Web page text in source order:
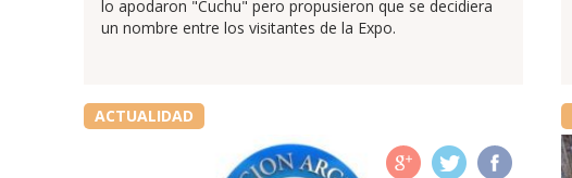
lo apodaron "Cuchu" pero propusieron que se decidiera
un nombre entre los visitantes de la Expo.
ACTUALIDAD